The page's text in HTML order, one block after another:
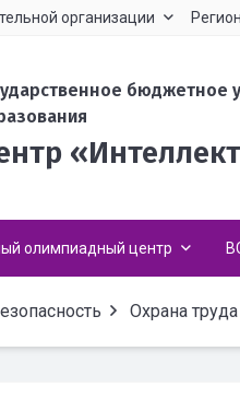
организации
бюджетное
олимпиадный центр
Охрана труда